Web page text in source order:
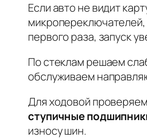
Если авто не видит
первого раза, запуск
По стеклам решаем
обслуживаем
Для ходовой
ступичные
износу шин.